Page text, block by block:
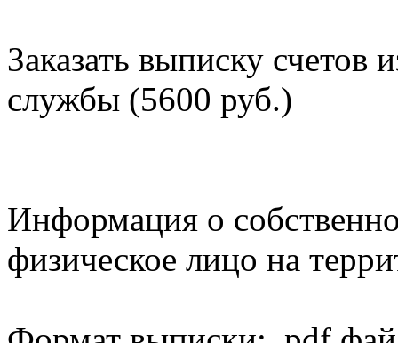
Заказать выписку счетов
службы (5600 руб.)
Информация о
физическое лицо на